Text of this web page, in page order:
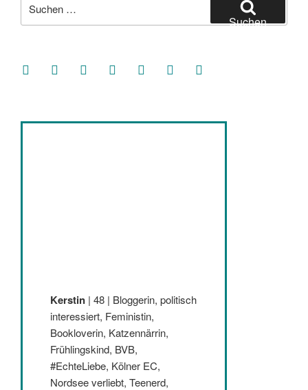
nach:
Suchen
facebooksoundcloud
twitter mastodoninstagramthreads goodreads
Kerstin | 48 | Bloggerin, politisch
interessiert, Feministin,
Bookloverin, Katzennärrin,
Frühlingskind, BVB,
#EchteLiebe, Kölner EC,
Nordsee verliebt, Teenerd,